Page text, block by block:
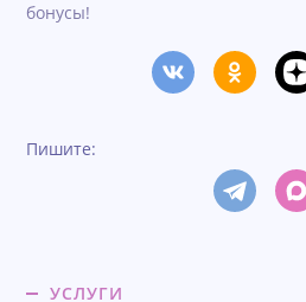
бонусы!
Пишите:
УСЛУГИ